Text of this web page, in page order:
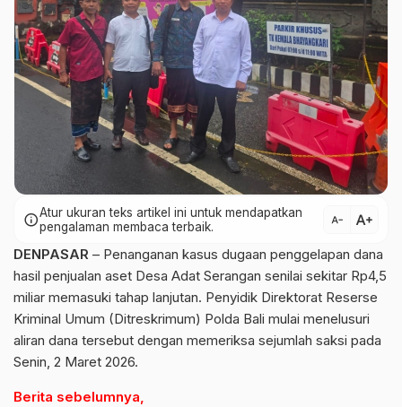
infoAtur ukuran teks artikel ini untuk mendapatkan
pengalaman membaca terbaik.
text_decrease text_increase
DENPASAR – Penanganan kasus dugaan penggelapan dana
hasil penjualan aset Desa Adat Serangan senilai sekitar Rp4,5
miliar memasuki tahap lanjutan. Penyidik Direktorat Reserse
Kriminal Umum (Ditreskrimum) Polda Bali mulai menelusuri
aliran dana tersebut dengan memeriksa sejumlah saksi pada
Senin, 2 Maret 2026.
Berita sebelumnya,